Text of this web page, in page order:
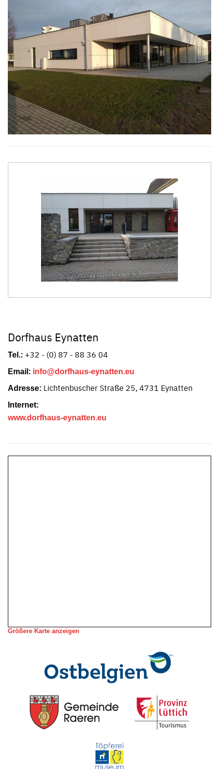
Dorfhaus Eynatten
Tel.: +32 - (0) 87 - 88 36 04
Email: info@dorfhaus-eynatten.eu
Adresse: Lichtenbuscher Straße 25, 4731 Eynatten
Internet:
www.dorfhaus-eynatten.eu
Größere Karte anzeigen